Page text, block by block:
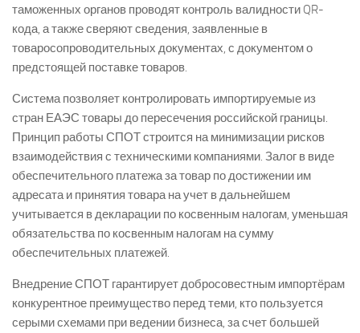
таможенных органов проводят контроль валидности QR-
кода, а также сверяют сведения, заявленные в
товаросопроводительных документах, с документом о
предстоящей поставке товаров.
Система позволяет контролировать импортируемые из
стран ЕАЭС товары до пересечения российской границы.
Принцип работы СПОТ строится на минимизации рисков
взаимодействия с техническими компаниями. Залог в виде
обеспечительного платежа за товар по достижении им
адресата и принятия товара на учет в дальнейшем
учитывается в декларации по косвенным налогам, уменьшая
обязательства по косвенным налогам на сумму
обеспечительных платежей.
Внедрение СПОТ гарантирует добросовестным импортёрам
конкурентное преимущество перед теми, кто пользуется
серыми схемами при ведении бизнеса, за счет большей